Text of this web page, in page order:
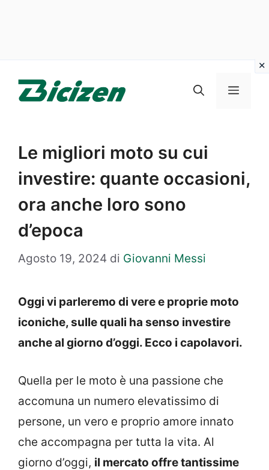
Menu
Le migliori moto su cui
investire: quante occasioni,
ora anche loro sono
d’epoca
Agosto 19, 2024 di Giovanni Messi
Oggi vi parleremo di vere e proprie moto
iconiche, sulle quali ha senso investire
anche al giorno d’oggi. Ecco i capolavori.
Quella per le moto è una passione che
accomuna un numero elevatissimo di
persone, un vero e proprio amore innato
che accompagna per tutta la vita. Al
giorno d’oggi, il mercato offre tantissime